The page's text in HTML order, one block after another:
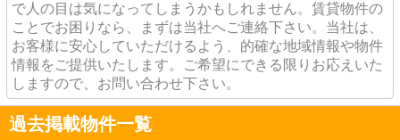
で人の目は気になってしまうかもしれません。賃貸物件の
ことでお困りなら、まずは当社へご連絡下さい。当社は、
お客様に安心していただけるよう、的確な地域情報や物件
情報をご提供いたします。ご希望にできる限りお応えいた
しますので、お問い合わせ下さい。
過去掲載物件一覧